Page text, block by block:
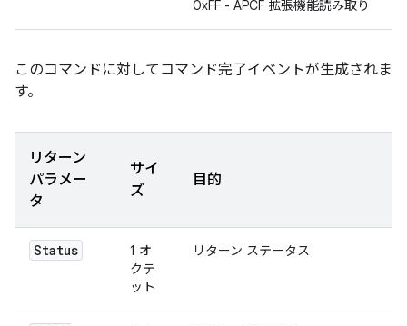
0xFF - APCF 拡張機能読み取り
このコマンドに対してコマンド完了イベントが生成されま
す。
リターン
パラメー
タ
サイ
ズ
目的
Status
1 オ
クテ
ット
リターン ステータス